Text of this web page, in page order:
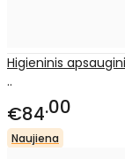
Higieninis
..
€84 00
Naujiena